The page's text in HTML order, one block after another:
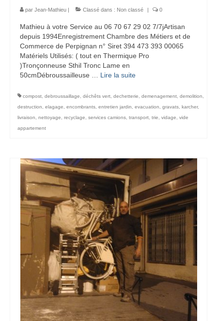
par Jean-Mathieu | Classé dans : Non classé | 0
Mathieu à votre Service au 06 70 67 29 02 7/7jArtisan
depuis 1994Enregistrement Chambre des Métiers et de
Commerce de Perpignan n° Siret 394 473 393 00065
Matériels Utilisés: ( tout en Thermique Pro
)Tronçonneuse Sthil Tronc Lame en
50cmDébroussailleuse … Lire la suite­­
compost debroussaillage déchêts vert dechetterie demenagement demolition
destruction
elagage encombrants entretien jardin evacuation gravats karcher,
livraison
nettoyage recyclage services camions transport trie vidage
vide
appartement